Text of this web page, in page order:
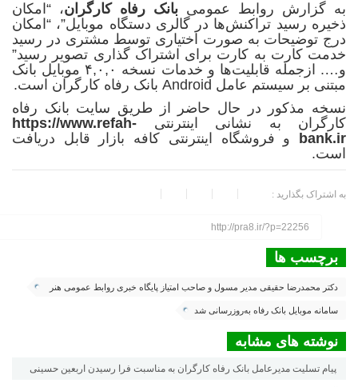
به گزارش روابط عمومی بانک رفاه کارگران، “امکان
ذخیره رسید تراکنش‌ها در گالری دستگاه موبایل”، “امکان
درج توضیحات به صورت اختیاری توسط مشتری در رسید
خدمت کارت به کارت برای اشتراک گذاری تصویر رسید”
و…. ازجمله قابلیت‌ها و خدمات نسخه ۴,۰,۰ موبایل بانک
مبتنی بر سیستم عامل Android بانک رفاه کارگران است.
نسخه مذکور در حال حاضر از طریق سایت بانک رفاه
کارگران به نشانی اینترنتی https://www.refah-
bank.ir
و فروشگاه اینترنتی کافه بازار قابل دریافت
است.
به اشتراک بگذارید :
http://pra8.ir/?p=22256
برچسب ها
دکتر محمدرضا حقیقی مدیر مسول و صاحب امتیاز پایگاه خبری روابط عمومی هنر
هشتم
سامانه موبایل بانک رفاه به‌روزرسانی شد
نوشته های مشابه
پیام تسلیت مدیرعامل بانک رفاه کارگران به مناسبت فرا رسیدن اربعین حسینی